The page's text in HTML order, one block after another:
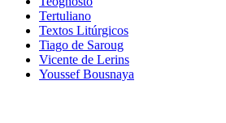
Tertuliano
Textos Litúrgicos
Tiago de Saroug
Vicente de Lerins
Youssef Bousnaya